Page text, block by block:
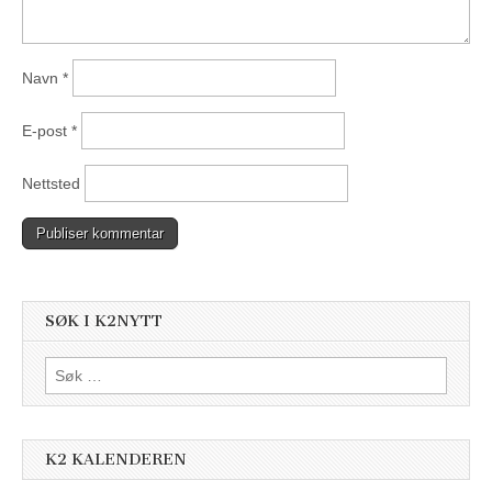
Navn *
E-post *
Nettsted
SØK I K2NYTT
Søk
etter:
K2 KALENDEREN